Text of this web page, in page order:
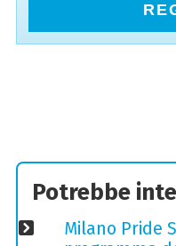
Potrebbe
Milano Pride